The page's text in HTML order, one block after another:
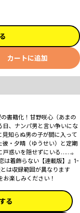
カートに追加
書籍化！甘野咲心（あまの
日、ナンパ男と言い争いにな
知らぬ男の子が間に入って
彼・夕晴（ゆうせい）と定期
戸惑いを隠せずにいる……。
は着飾らない【連載版】』1-
は収録範囲が異なります
楽しみください！
る